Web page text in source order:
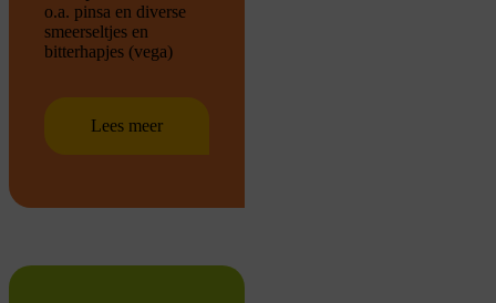
o.a. pinsa en diverse
smeerseltjes en
bitterhapjes (vega)
Lees meer